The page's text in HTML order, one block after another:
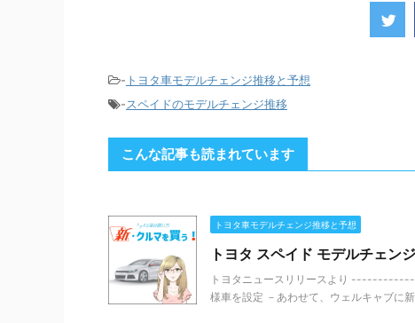
- トヨタ車モデルチェンジ推移と予想
-スペイドのモデルチェンジ推移
こんな記事も読まれています
トヨタ車モデルチェンジ推移と予想
トヨタ スペイド モデルチェン
トヨタニュースリリースより
様車を設定 －あわせて、ウェルキャブに